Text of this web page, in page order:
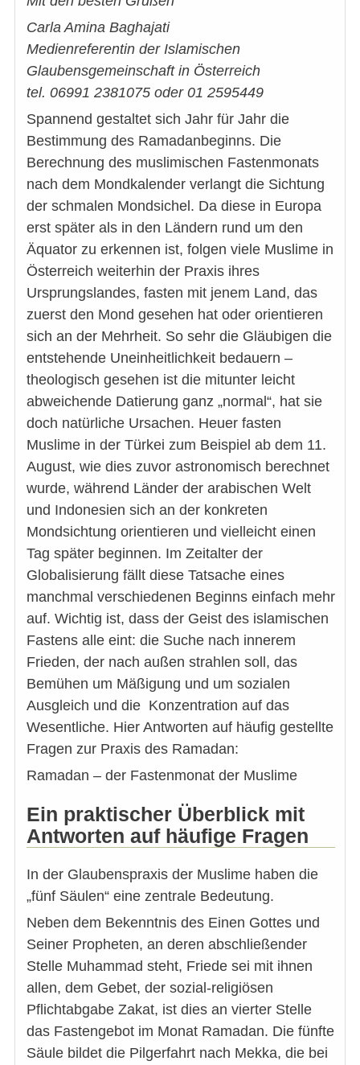
Carla Amina Baghajati
Medienreferentin der Islamischen
Glaubensgemeinschaft in Österreich
tel. 06991 2381075 oder 01 2595449
Spannend gestaltet sich Jahr für Jahr die
Bestimmung des Ramadanbeginns. Die
Berechnung des muslimischen Fastenmonats
nach dem Mondkalender verlangt die Sichtung
der schmalen Mondsichel. Da diese in Europa
erst später als in den Ländern rund um den
Äquator zu erkennen ist, folgen viele Muslime in
Österreich weiterhin der Praxis ihres
Ursprungslandes, fasten mit jenem Land, das
zuerst den Mond gesehen hat oder orientieren
sich an der Mehrheit. So sehr die Gläubigen die
entstehende Uneinheitlichkeit bedauern –
theologisch gesehen ist die mitunter leicht
abweichende Datierung ganz „normal“, hat sie
doch natürliche Ursachen. Heuer fasten
Muslime in der Türkei zum Beispiel ab dem 11.
August, wie dies zuvor astronomisch berechnet
wurde, während Länder der arabischen Welt
und Indonesien sich an der konkreten
Mondsichtung orientieren und vielleicht einen
Tag später beginnen. Im Zeitalter der
Globalisierung fällt diese Tatsache eines
manchmal verschiedenen Beginns einfach mehr
auf. Wichtig ist, dass der Geist des islamischen
Fastens alle eint: die Suche nach innerem
Frieden, der nach außen strahlen soll, das
Bemühen um Mäßigung und um sozialen
Ausgleich und die Konzentration auf das
Wesentliche. Hier Antworten auf häufig gestellte
Fragen zur Praxis des Ramadan:
Ramadan – der Fastenmonat der Muslime
Ein praktischer Überblick mit
Antworten auf häufige Fragen
In der Glaubenspraxis der Muslime haben die
„fünf Säulen“ eine zentrale Bedeutung.
Neben dem Bekenntnis des Einen Gottes und
Seiner Propheten, an deren abschließender
Stelle Muhammad steht, Friede sei mit ihnen
allen, dem Gebet, der sozial-religiösen
Pflichtabgabe Zakat, ist dies an vierter Stelle
das Fastengebot im Monat Ramadan. Die fünfte
Säule bildet die Pilgerfahrt nach Mekka, die bei